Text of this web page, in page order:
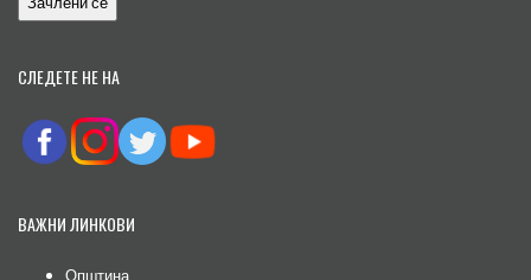
СЛЕДЕТЕ НЕ НА
ВАЖНИ ЛИНКОВИ